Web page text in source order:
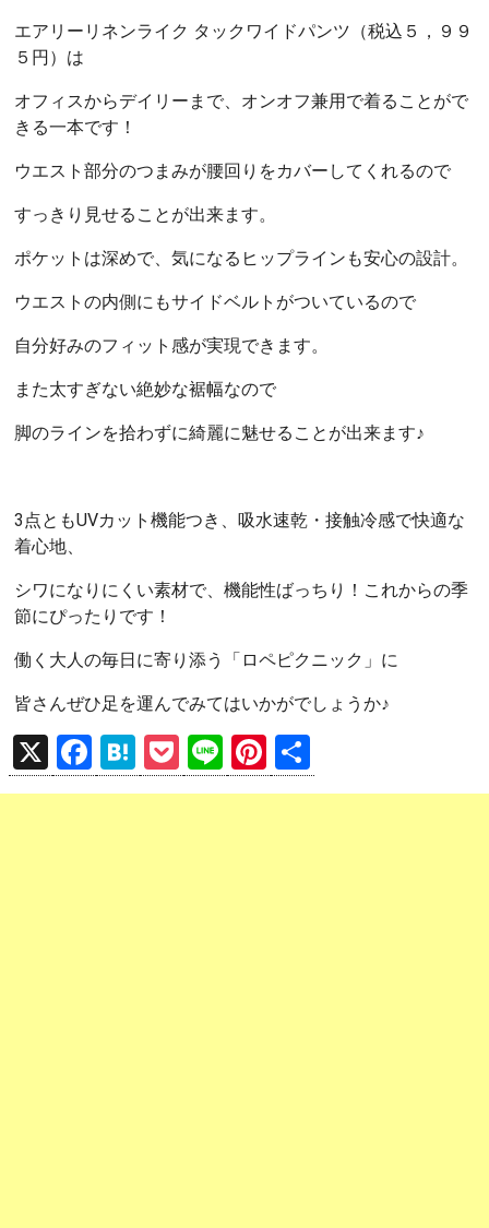
エアリーリネンライク タックワイドパンツ（税込５，９９
５円）は
オフィスからデイリーまで、オンオフ兼用で着ることがで
きる一本です！
ウエスト部分のつまみが腰回りをカバーしてくれるので
すっきり見せることが出来ます。
ポケットは深めで、気になるヒップラインも安心の設計。
ウエストの内側にもサイドベルトがついているので
自分好みのフィット感が実現できます。
また太すぎない絶妙な裾幅なので
脚のラインを拾わずに綺麗に魅せることが出来ます♪
3点ともUVカット機能つき、吸水速乾・接触冷感で快適な
着心地、
シワになりにくい素材で、機能性ばっちり！これからの季
節にぴったりです！
働く大人の毎日に寄り添う「ロペピクニック」に
皆さんぜひ足を運んでみてはいかがでしょうか♪
X
F
a
H
at
P
o
Li
n
Pi
nt 有